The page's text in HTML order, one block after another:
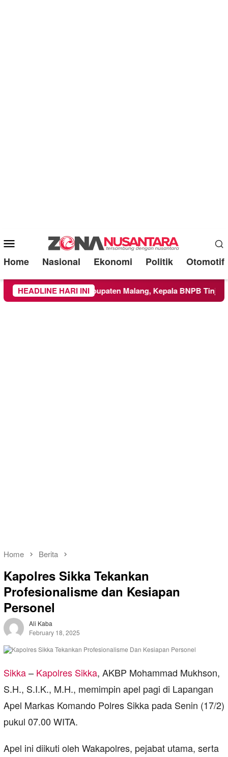
Mobile
Menu
Home Nasional Ekonomi Politik Otomotif
HEADLINE HARI INI
ke Wilayah Kabupaten Malang, Kepala BNPB Tinjau
Home Berita
Kapolres Sikka Tekankan
Profesionalisme dan Kesiapan
Personel
Ali Kaba
February 18, 2025
Sikka– Kapolres Sikka, AKBP Mohammad Mukhson,
S.H., S.I.K., M.H., memimpin apel pagi di Lapangan
Apel Markas Komando Polres Sikka pada Senin (17/2)
pukul 07.00 WITA.
Apel ini diikuti oleh Wakapolres, pejabat utama, serta